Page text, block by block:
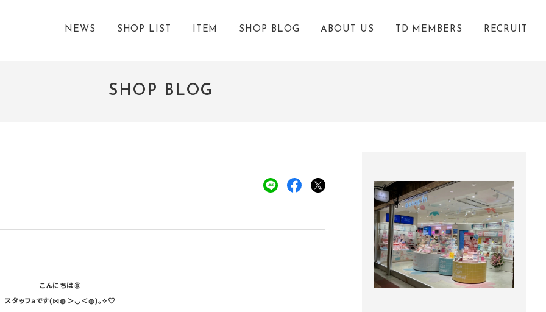
NEWS SHOP LIST ITEM SHOP BLOG ABOUT US TD MEMBERS RECRUIT
SHOP BLOG
こんにちは🌞
スタッフaです(⋈◍＞◡＜◍)。✧♡